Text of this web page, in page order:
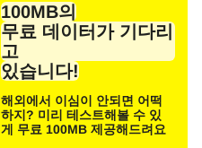
100MB의
무료 데이터가 기다리
고
있습니다!
해외에서 이심이 안되면 어떡
하지? 미리 테스트해볼 수 있
게 무료 100MB 제공해드려요